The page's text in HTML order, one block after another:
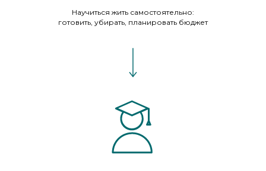
Научиться жить самостоятельно:
готовить, убирать, планировать бюджет